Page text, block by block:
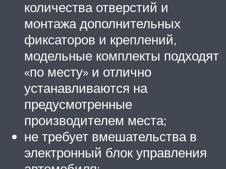
количества отверстий и
монтажа дополнительных
фиксаторов и креплений,
модельные комплекты подходят
«по месту» и отлично
устанавливаются на
предусмотренные
производителем места;
не требует вмешательства в
электронный блок управления